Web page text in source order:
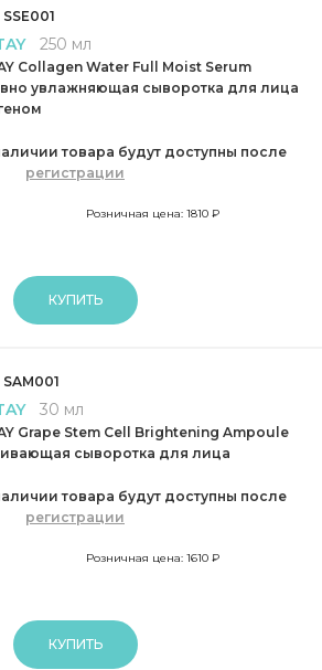
SSE001
250 мл
Collagen Water Full Moist Serum
увлажняющая сыворотка для лица
товара будут доступны после
регистрации
Розничная цена: 1810 ₽
КУПИТЬ
SAM001
30 мл
Grape Stem Cell Brightening Ampoule
сыворотка для лица
товара будут доступны после
регистрации
Розничная цена: 1610 ₽
КУПИТЬ